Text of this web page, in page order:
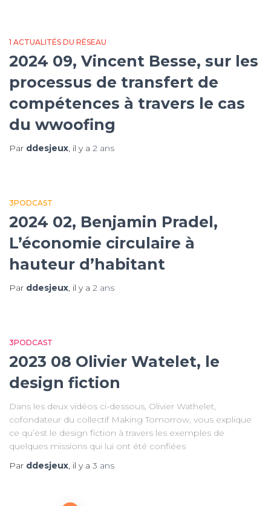
1 ACTUALITÉS DU RÉSEAU
2024 09, Vincent Besse, sur les
processus de transfert de
compétences à travers le cas
du wwoofing
Par ddesjeux, il y a 2 ans
3PODCAST
2024 02, Benjamin Pradel,
L’économie circulaire à
hauteur d’habitant
Par ddesjeux, il y a 2 ans
3PODCAST
2023 08 Olivier Watelet, le
design fiction
Dans les deux vidéos ci-dessous, Olivier Wathelet,
cofondateur du collectif Making Tomorrow, vous explique
ce qu’est le design fiction à travers les exemples de
quelques missions qui lui ont été confiées
Par ddesjeux, il y a 3 ans